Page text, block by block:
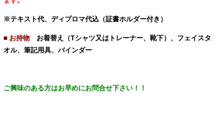
※テキスト代、ディプロマ代込（証書ホルダー付き）
■ お持物 お着替え（Tシャツ又はトレーナー、靴下）、フェイスタ
オル、筆記用具、バインダー
ご興味のある方はお早めにお問合せ下さい！！